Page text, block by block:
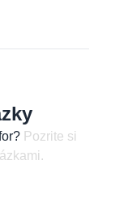
Pozrite si